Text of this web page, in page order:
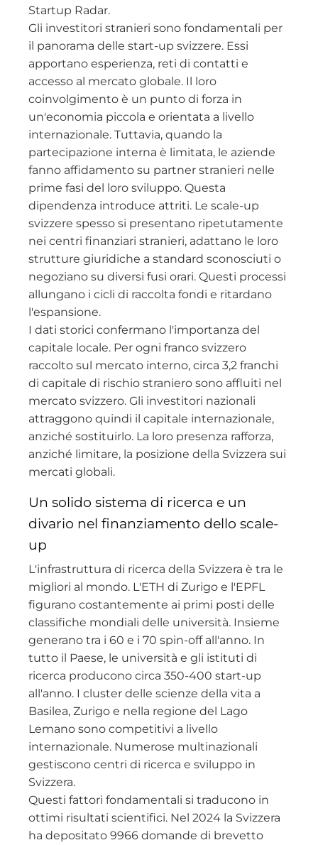
Startup Radar.
Gli investitori stranieri sono fondamentali per
il panorama delle start-up svizzere. Essi
apportano esperienza, reti di contatti e
accesso al mercato globale. Il loro
coinvolgimento è un punto di forza in
un'economia piccola e orientata a livello
internazionale. Tuttavia, quando la
partecipazione interna è limitata, le aziende
fanno affidamento su partner stranieri nelle
prime fasi del loro sviluppo. Questa
dipendenza introduce attriti. Le scale-up
svizzere spesso si presentano ripetutamente
nei centri finanziari stranieri, adattano le loro
strutture giuridiche a standard sconosciuti o
negoziano su diversi fusi orari. Questi processi
allungano i cicli di raccolta fondi e ritardano
l'espansione.
I dati storici confermano l'importanza del
capitale locale. Per ogni franco svizzero
raccolto sul mercato interno, circa 3,2 franchi
di capitale di rischio straniero sono affluiti nel
mercato svizzero. Gli investitori nazionali
attraggono quindi il capitale internazionale,
anziché sostituirlo. La loro presenza rafforza,
anziché limitare, la posizione della Svizzera sui
mercati globali.
Un solido sistema di ricerca e un
divario nel finanziamento dello scale-
up
L'infrastruttura di ricerca della Svizzera è tra le
migliori al mondo. L'ETH di Zurigo e l'EPFL
figurano costantemente ai primi posti delle
classifiche mondiali delle università. Insieme
generano tra i 60 e i 70 spin-off all'anno. In
tutto il Paese, le università e gli istituti di
ricerca producono circa 350-400 start-up
all'anno. I cluster delle scienze della vita a
Basilea, Zurigo e nella regione del Lago
Lemano sono competitivi a livello
internazionale. Numerose multinazionali
gestiscono centri di ricerca e sviluppo in
Svizzera.
Questi fattori fondamentali si traducono in
ottimi risultati scientifici. Nel 2024 la Svizzera
ha depositato 9966 domande di brevetto